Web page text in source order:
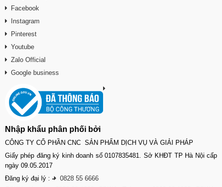
Facebook
Instagram
Pinterest
Youtube
Zalo Official
Google business
Nhập khẩu phân phối bởi
CÔNG TY CỔ PHẦN CNC SẢN PHẨM DỊCH VỤ VÀ GIẢI PHÁP
Giấy phép đăng ký kinh doanh số 0107835481. Sở KHĐT TP Hà Nội cấp
ngày 09.05.2017
Đăng ký đại lý : -
0828 55 6666